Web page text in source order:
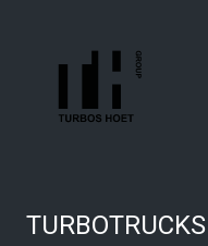
TURBOTRUCKS